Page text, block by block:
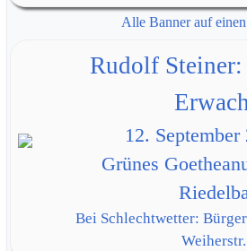
Alle Banner auf
Rudolf Steiner:
12. September
Grünes
Bei Schlechtwetter: